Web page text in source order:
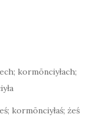
kormōnciyłach;
kormōnciyłaś; żeś